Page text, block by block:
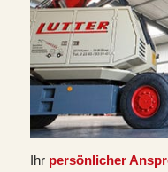
Ihr persönlicher